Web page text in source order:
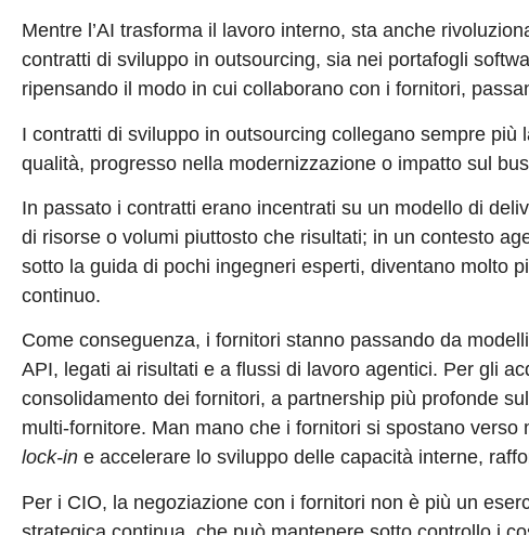
Mentre l’AI trasforma il lavoro interno, sta anche
contratti di sviluppo in outsourcing, sia nei portafogli
ripensando il modo in cui collaborano con i fornitori,
I contratti di sviluppo in outsourcing collegano sempre
qualità, progresso nella modernizzazione o impatto sul
In passato i contratti erano incentrati su un modello di
di risorse o volumi piuttosto che risultati; in un contesto
sotto la guida di pochi ingegneri esperti, diventano molto
continuo.
Come conseguenza, i fornitori stanno passando da
API, legati ai risultati e a flussi di lavoro agentici. Per gli
consolidamento dei fornitori, a partnership più profonde
multi-fornitore. Man mano che i fornitori si spostano
lock-in e accelerare lo sviluppo delle capacità interne,
Per i CIO, la negoziazione con i fornitori non è più un